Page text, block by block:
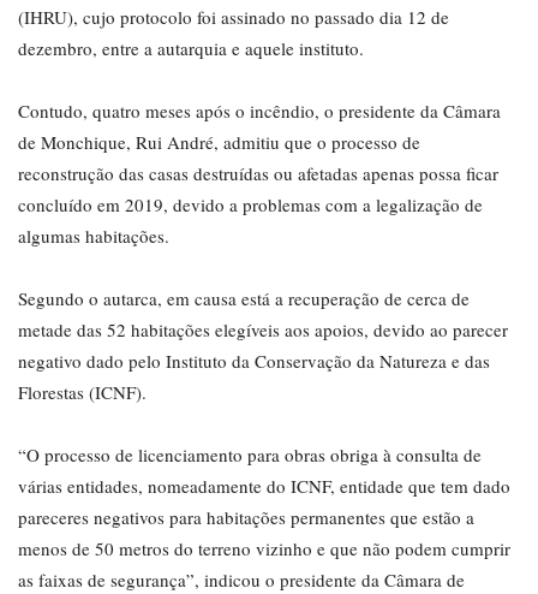
(IHRU), cujo protocolo foi assinado no passado dia 12 de
dezembro, entre a autarquia e aquele instituto.
Contudo, quatro meses após o incêndio, o presidente da Câmara
de Monchique, Rui André, admitiu que o processo de
reconstrução das casas destruídas ou afetadas apenas possa ficar
concluído em 2019, devido a problemas com a legalização de
algumas habitações.
Segundo o autarca, em causa está a recuperação de cerca de
metade das 52 habitações elegíveis aos apoios, devido ao parecer
negativo dado pelo Instituto da Conservação da Natureza e das
Florestas (ICNF).
“O processo de licenciamento para obras obriga à consulta de
várias entidades, nomeadamente do ICNF, entidade que tem dado
pareceres negativos para habitações permanentes que estão a
menos de 50 metros do terreno vizinho e que não podem cumprir
as faixas de segurança”, indicou o presidente da Câmara de